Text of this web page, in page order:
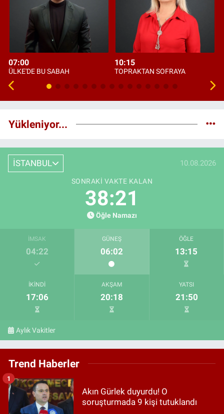
07:00
ÜLKE'DE BU SABAH
10:15
TOPRAKTAN SOFRAYA
Yükleniyor...
İSTANBUL 10.08.2026
SONRAKI VAKTE KALAN
38:20
Öğle Namazı
İMSAK
04:22
GÜNEŞ
06:02
ÖĞLE
13:15
İKINDI
17:06
AKŞAM
20:18
YATSI
21:50
Aylık Vakitler
Trend Haberler
Akın Gürlek duyurdu! O
soruşturmada 9 kişi tutuklandı
1